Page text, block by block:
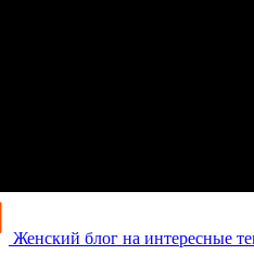
Женский блог на интересные